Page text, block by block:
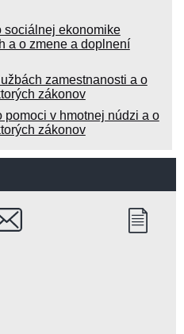
sociálnej ekonomike
a o zmene a doplnení
zamestnanosti a o
zákonov
pomoci v hmotnej núdzi a o
zákonov